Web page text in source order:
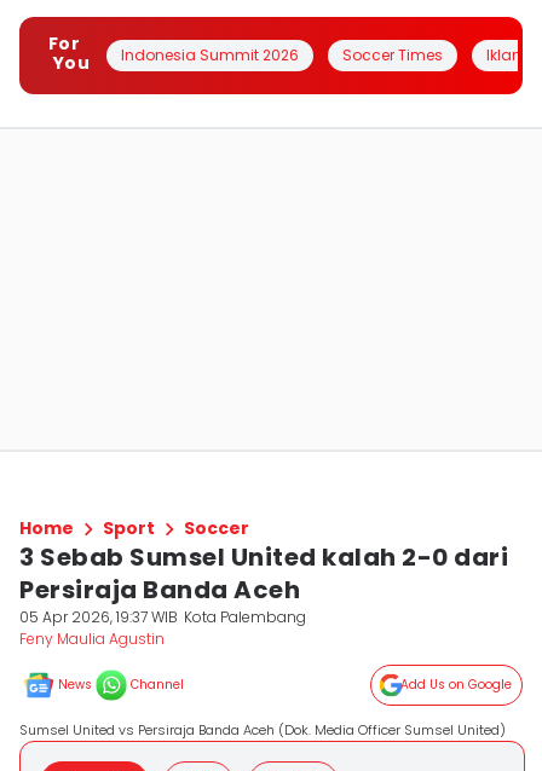
For
You
Indonesia Summit 2026 Soccer Times Iklanin
Home Sport Soccer
3 Sebab Sumsel United kalah 2-0 dari
Persiraja Banda Aceh
05 Apr 2026, 19:37 WIB Kota Palembang
Feny Maulia Agustin
News Channel Add Us on Google
Sumsel United vs Persiraja Banda Aceh (Dok. Media Officer Sumsel United)